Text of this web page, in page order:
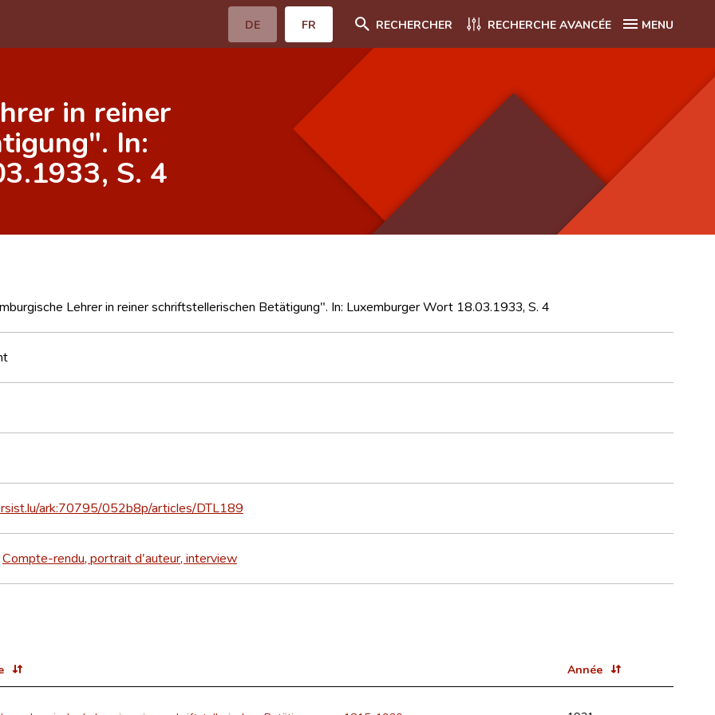
DE FR RECHERCHER RECHERCHE AVANCÉE MENU
in reiner
In:
S. 4
Lehrer in reiner schriftstellerischen Betätigung". In: Luxemburger Wort 18.03.1933, S. 4
ark:70795/052b8p/articles/DTL189
Compte-rendu, portrait d'auteur, interview
Année